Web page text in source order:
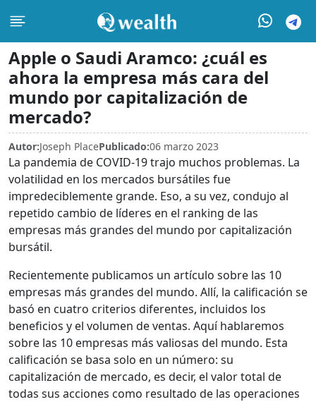
Apple o Saudi Aramco: ¿cuál es
ahora la empresa más cara del
mundo por capitalización de
mercado?
Autor:Joseph PlacePublicado:06 marzo 2023
La pandemia de COVID-19 trajo muchos problemas. La
volatilidad en los mercados bursátiles fue
impredeciblemente grande. Eso, a su vez, condujo al
repetido cambio de líderes en el ranking de las
empresas más grandes del mundo por capitalización
bursátil.
Recientemente publicamos un artículo sobre las 10
empresas más grandes del mundo. Allí, la calificación se
basó en cuatro criterios diferentes, incluidos los
beneficios y el volumen de ventas. Aquí hablaremos
sobre las 10 empresas más valiosas del mundo. Esta
calificación se basa solo en un número: su
capitalización de mercado, es decir, el valor total de
todas sus acciones como resultado de las operaciones